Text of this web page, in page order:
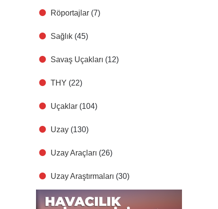
Röportajlar (7)
Sağlık (45)
Savaş Uçakları (12)
THY (22)
Uçaklar (104)
Uzay (130)
Uzay Araçları (26)
Uzay Araştırmaları (30)